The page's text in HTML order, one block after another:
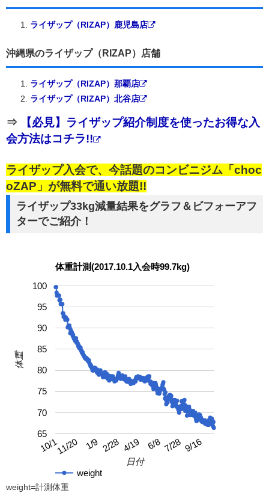
ライザップ（RIZAP）鹿児島店
沖縄県のライザップ（RIZAP）店舗
ライザップ（RIZAP）那覇店
ライザップ（RIZAP）北谷店
⇒
【必見】ライザップ紹介制度を使ったお得な入
会方法はコチラ!!
ライザップ入会で、今話題のコンビニジム「choc
oZAP」が無料で通い放題!!
ライザップ33kg減量結果をグラフ＆ビフォーアフ
ターでご紹介！
体重計測(2017.10.1入会時99.7kg)
weight
10/111/20 1/9 2/28 4/19 6/8 7/28 9/16
65
70
75
80
85
90
95
100
日付
体重
weight=計測体重